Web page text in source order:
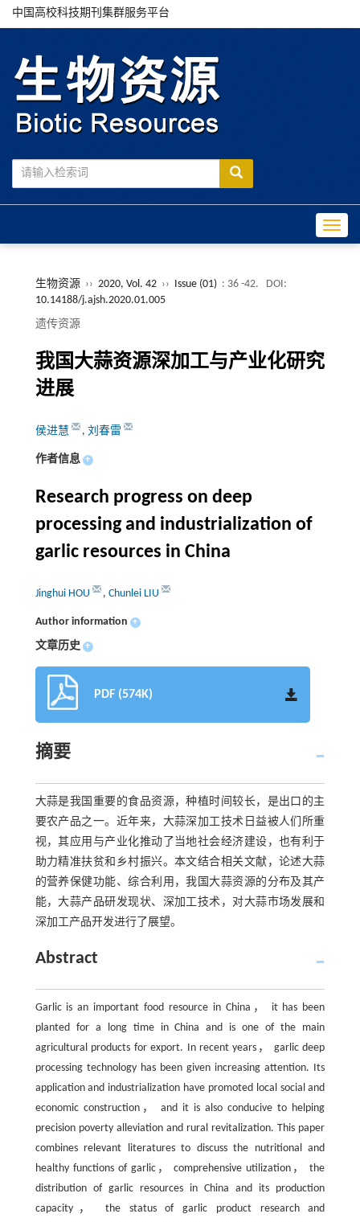
中国高校科技期刊集群服务平台
生物资源 ›› 2020, Vol. 42 ›› Issue (01) : 36 -42.
DOI:
10.14188/j.ajsh.2020.01.005
遗传资源
我国大蒜资源深加工与产业化研究
进展
侯进慧 , 刘春雷
作者信息 +
Research progress on deep
processing and industrialization of
garlic resources in China
Jinghui HOU , Chunlei LIU
Author information +
文章历史 +
PDF (574K)
摘要
大蒜是我国重要的食品资源，种植时间较长，是出口的主
要农产品之一。近年来，大蒜深加工技术日益被人们所重
视，其应用与产业化推动了当地社会经济建设，也有利于
助力精准扶贫和乡村振兴。本文结合相关文献，论述大蒜
的营养保健功能、综合利用，我国大蒜资源的分布及其产
能，大蒜产品研发现状、深加工技术，对大蒜市场发展和
深加工产品开发进行了展望。
Abstract
Garlic is an important food resource in China， it has been
planted for a long time in China and is one of the main
agricultural products for export. In recent years， garlic deep
processing technology has been given increasing attention. Its
application and industrialization have promoted local social and
economic construction， and it is also conducive to helping
precision poverty alleviation and rural revitalization. This paper
combines relevant literatures to discuss the nutritional and
healthy functions of garlic， comprehensive utilization， the
distribution of garlic resources in China and its production
capacity， the status of garlic product research and